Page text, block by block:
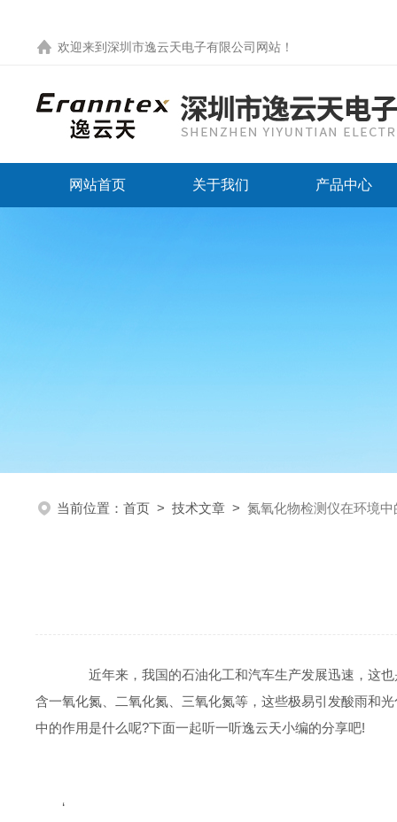
欢迎来到 深圳市逸云天电子有限公司网站 ！
网站首页 关于我们 产品中心
当前位置： 首页 > 技术文章 > 氮氧化物检测仪在环境中
近年来，我国的石油化工和汽车生产发展迅速，这也
含一氧化氮、二氧化氮、三氧化氮等，这些极易引发酸雨和
中的作用是什么呢?下面一起听一听逸云天小编的分享吧!
‘